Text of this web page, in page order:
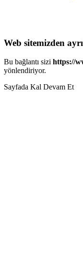
Web sitemizden
Bu bağlantı sizi https://
yönlendiriyor.
Sayfada Kal Devam Et